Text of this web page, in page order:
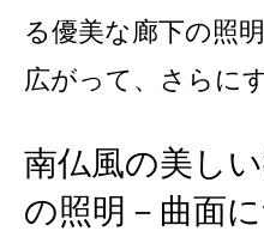
る優美な廊下の照
広がって、さら
南仏風の美し
の照明－曲面